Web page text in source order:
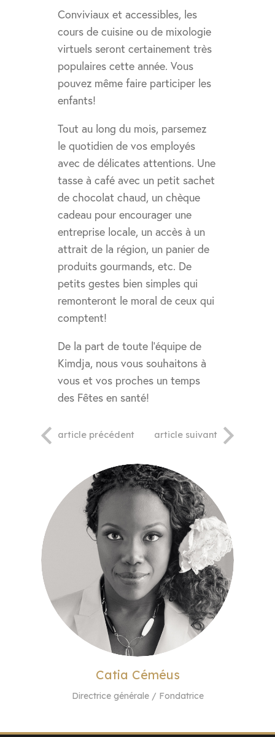
Conviviaux et accessibles, les
cours de cuisine ou de mixologie
virtuels seront certainement très
populaires cette année. Vous
pouvez même faire participer les
enfants!
Tout au long du mois, parsemez
le quotidien de vos employés
avec de délicates attentions. Une
tasse à café avec un petit sachet
de chocolat chaud, un chèque
cadeau pour encourager une
entreprise locale, un accès à un
attrait de la région, un panier de
produits gourmands, etc. De
petits gestes bien simples qui
remonteront le moral de ceux qui
comptent!
De la part de toute l’équipe de
Kimdja, nous vous souhaitons à
vous et vos proches un temps
des Fêtes en santé!
article précédent article suivant
Catia Céméus
Directrice générale / Fondatrice